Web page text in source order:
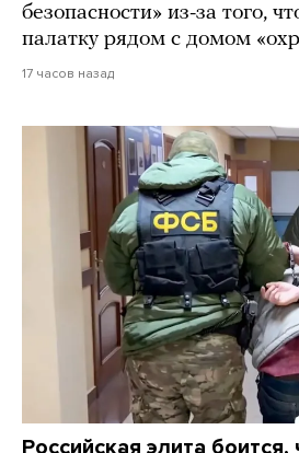
безопасности» из-за того,
палатку рядом с домом
17 часов назад
Российская элита